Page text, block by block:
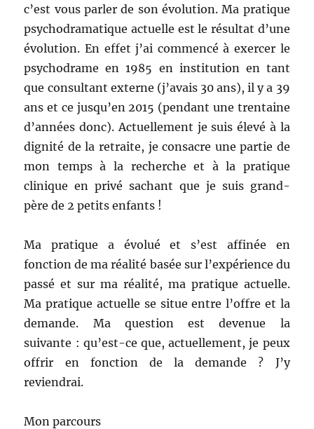
c’est vous parler de son évolution. Ma pratique
psychodramatique actuelle est le résultat d’une
évolution. En effet j’ai commencé à exercer le
psychodrame en 1985 en institution en tant
que consultant externe (j’avais 30 ans), il y a 39
ans et ce jusqu’en 2015 (pendant une trentaine
d’années donc). Actuellement je suis élevé à la
dignité de la retraite, je consacre une partie de
mon temps à la recherche et à la pratique
clinique en privé sachant que je suis grand-
père de 2 petits enfants !
Ma pratique a évolué et s’est affinée en
fonction de ma réalité basée sur l’expérience du
passé et sur ma réalité, ma pratique actuelle.
Ma pratique actuelle se situe entre l’offre et la
demande. Ma question est devenue la
suivante : qu’est-ce que, actuellement, je peux
offrir en fonction de la demande ? J’y
reviendrai.
Mon parcours